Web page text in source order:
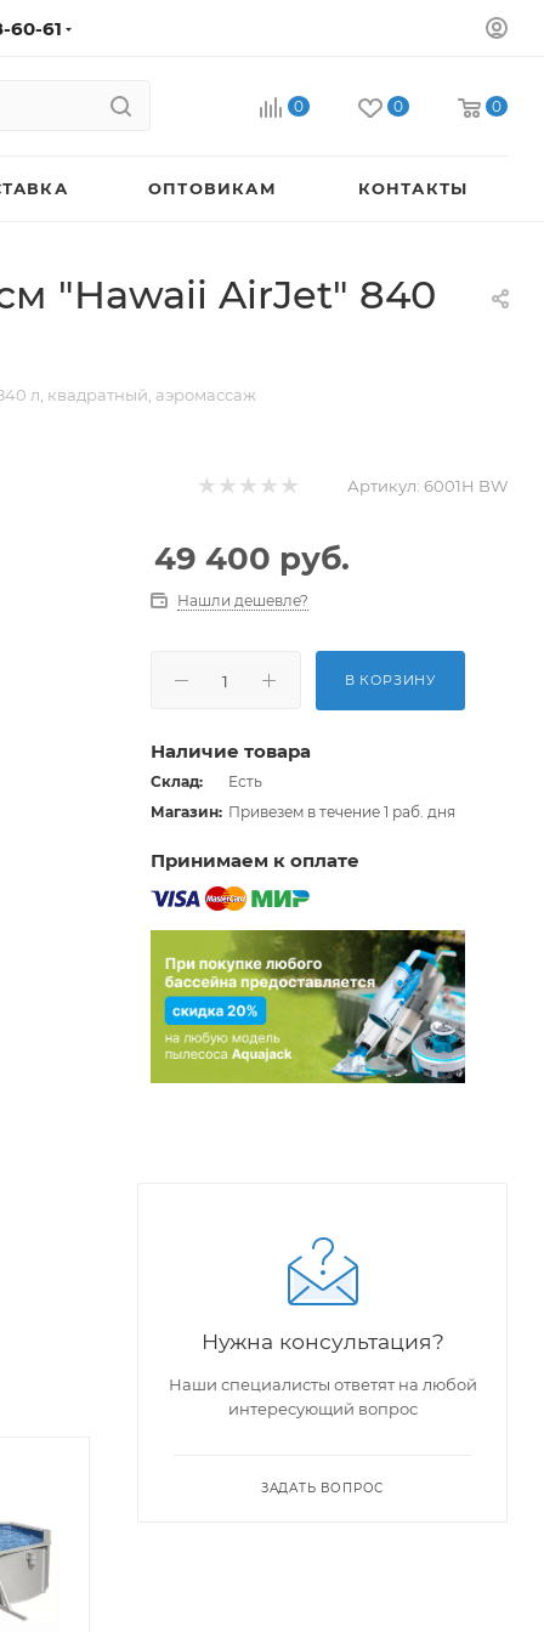
60-61
0 0 0
ОПТОВИКАМ КОНТАКТЫ
"Hawaii AirJet" 840
л, квадратный, аэромассаж
Артикул: 6001H BW
49 400 руб.
Нашли дешевле?
В КОРЗИНУ
Наличие товара
Склад:
Есть
Магазин: Привезем в течение 1 раб. дня
Принимаем к оплате
Нужна консультация?
Наши специалисты ответят на любой
интересующий вопрос
ЗАДАТЬ ВОПРОС